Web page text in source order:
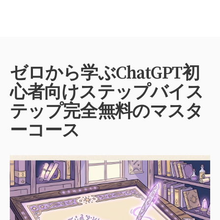
ゼロから学ぶChatGPT初
心者向けステップバイス
テップ完全無料のマスタ
ーコース